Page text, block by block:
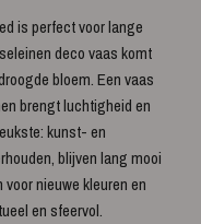
is perfect voor lange
deco vaas komt
bloem. Een vaas
brengt luchtigheid en
kunst- en
blijven lang mooi
nieuwe kleuren en
en sfeervol.